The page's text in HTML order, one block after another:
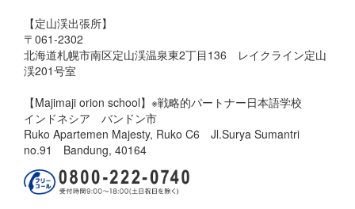
【定山渓出張所】
〒061-2302
北海道札幌市南区定山渓温泉東2丁目136 レイクライン定山
渓201号室
【Majimaji orion school】※戦略的パートナー日本語学校
インドネシア バンドン市
Ruko Apartemen Majesty, Ruko C6 Jl.Surya Sumantri
no.91 Bandung, 40164